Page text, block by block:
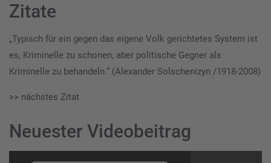
Zitate
„Typisch für ein gegen das eigene Volk gerichtetes System ist
es, Kriminelle zu schonen, aber politische Gegner als
Kriminelle zu behandeln.“ (Alexander Solschenizyn /1918-2008)
>> nächstes Zitat
Neuester Videobeitrag